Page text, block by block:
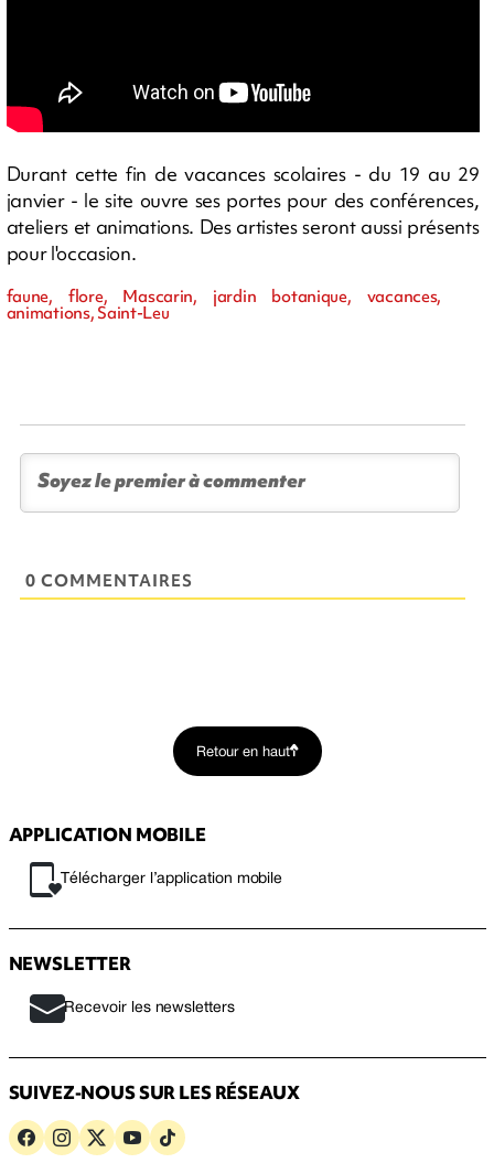
Durant cette fin de vacances scolaires - du 19 au 29
janvier - le site ouvre ses portes pour des conférences,
ateliers et animations. Des artistes seront aussi présents
pour l'occasion.
faune, flore, Mascarin, jardin botanique, vacances,
animations, Saint-Leu
0 COMMENTAIRES
Retour en haut
APPLICATION MOBILE
Télécharger l’application mobile
NEWSLETTER
Recevoir les newsletters
SUIVEZ-NOUS SUR LES RÉSEAUX